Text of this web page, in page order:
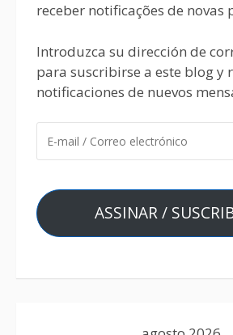
receber notificações de novas
Introduzca su dirección de
para suscribirse a este blog y
notificaciones de nuevos
ASSINAR /